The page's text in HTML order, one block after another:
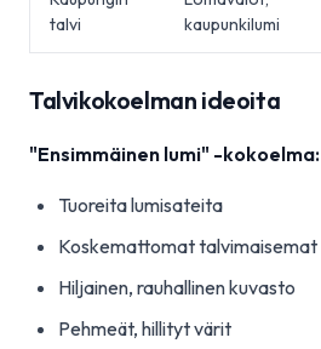
talvi
kaupunkilumi
Talvikokoelman ideoita
"Ensimmäinen lumi" -kokoelma:
Tuoreita lumisateita
Koskemattomat talvimaisemat
Hiljainen, rauhallinen kuvasto
Pehmeät, hillityt värit